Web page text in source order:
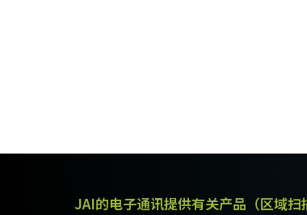
JAI的电子通讯提供有关产品（区域